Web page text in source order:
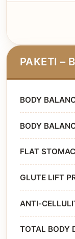
PAKETI –
BODY
BODY
FLAT
GLUTE LIFT
TOTAL BODY